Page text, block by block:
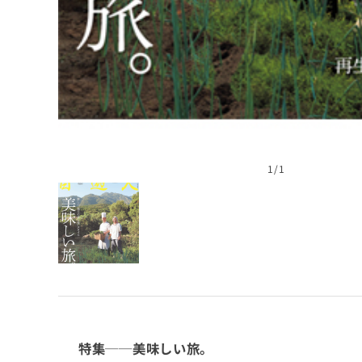
1 /1
特集──美味しい旅。